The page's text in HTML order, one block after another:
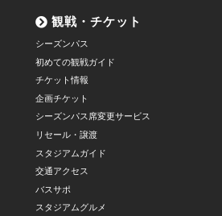
観戦・チケット
シーズンパス
初めての観戦ガイド
チケット情報
企画チケット
シーズンパス席変更サービス
リセール・譲渡
スタジアムガイド
交通アクセス
バスサポ
スタジアムグルメ